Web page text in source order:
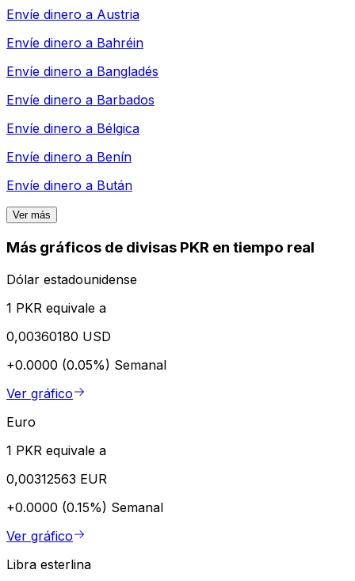
Envíe dinero a Austria
Envíe dinero a Bahréin
Envíe dinero a Bangladés
Envíe dinero a Barbados
Envíe dinero a Bélgica
Envíe dinero a Benín
Envíe dinero a Bután
Ver más
Más gráficos de divisas PKR en tiempo real
Dólar estadounidense
1 PKR equivale a
0,00360180 USD
+0.0000 (0.05%) Semanal
Ver gráfico
Euro
1 PKR equivale a
0,00312563 EUR
+0.0000 (0.15%) Semanal
Ver gráfico
Libra esterlina